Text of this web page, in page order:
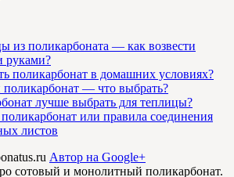
из поликарбоната — как возвести
руками?
поликарбонат в домашних условиях?
поликарбонат — что выбрать?
лучше выбрать для теплицы?
или правила соединения
листов
Автор на Google+
сотовый и монолитный поликарбонат.